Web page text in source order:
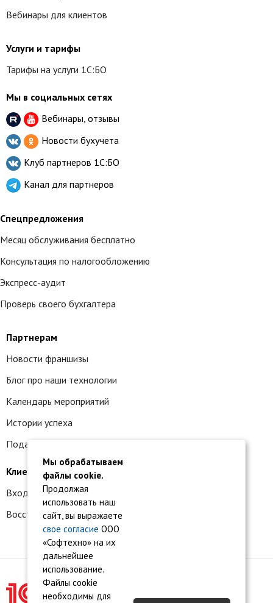
Вебинары для клиентов
Услуги и тарифы
Тарифы на услуги 1С:БО
Мы в социальных сетях
Вебинары, отзывы
Новости бухучета
Клуб партнеров 1С:БО
Канал для партнеров
Спецпредложения
Месяц обслуживания бесплатно
Консультация по налогообложению
Экспресс-аудит
Проверь своего бухгалтера
Партнерам
Новости франшизы
Блог про наши технологии
Календарь мероприятий
Истории успеха
Подать заявку на франшизу
Клиентам
Вход в личный кабинет
Восстановление доступа к сервису 1С:БО
Мы обрабатываем
файлы cookie.
Продолжая
использовать наш
сайт, вы выражаете
свое согласие ООО
«Софтехно» на их
дальнейшее
использование.
Файлы cookie
необходимы для